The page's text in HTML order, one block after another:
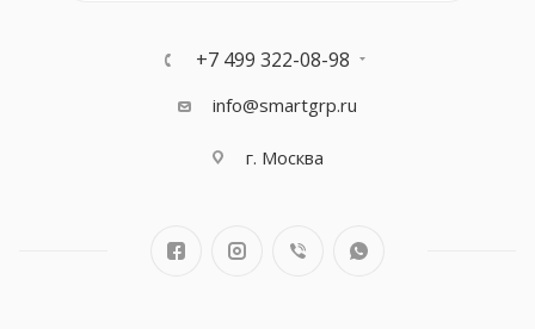
+7 499 322-08-98
info@smartgrp.ru
г. Москва